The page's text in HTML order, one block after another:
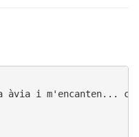
àvia i m'encanten...